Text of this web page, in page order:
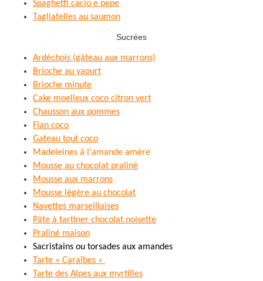
Spaghetti cacio e pepe
Tagliatelles au saumon
Sucrées
Ardéchois (gâteau aux marrons)
Brioche au yaourt
Brioche minute
Cake moelleux coco citron vert
Chausson aux pommes
Flan coco
Gateau tout coco
Madeleines à l'amande amère
Mousse au chocolat praliné
Mousse aux marrons
Mousse légère au chocolat
Navettes marseillaises
Pâte à tartiner chocolat noisette
Praliné maison
Sacristains ou torsades aux amandes
Tarte « Caraïbes »
Tarte des Alpes aux myrtilles